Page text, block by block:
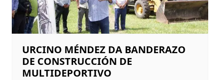
URCINO MÉNDEZ DA BANDERAZO
DE CONSTRUCCIÓN DE
MULTIDEPORTIVO